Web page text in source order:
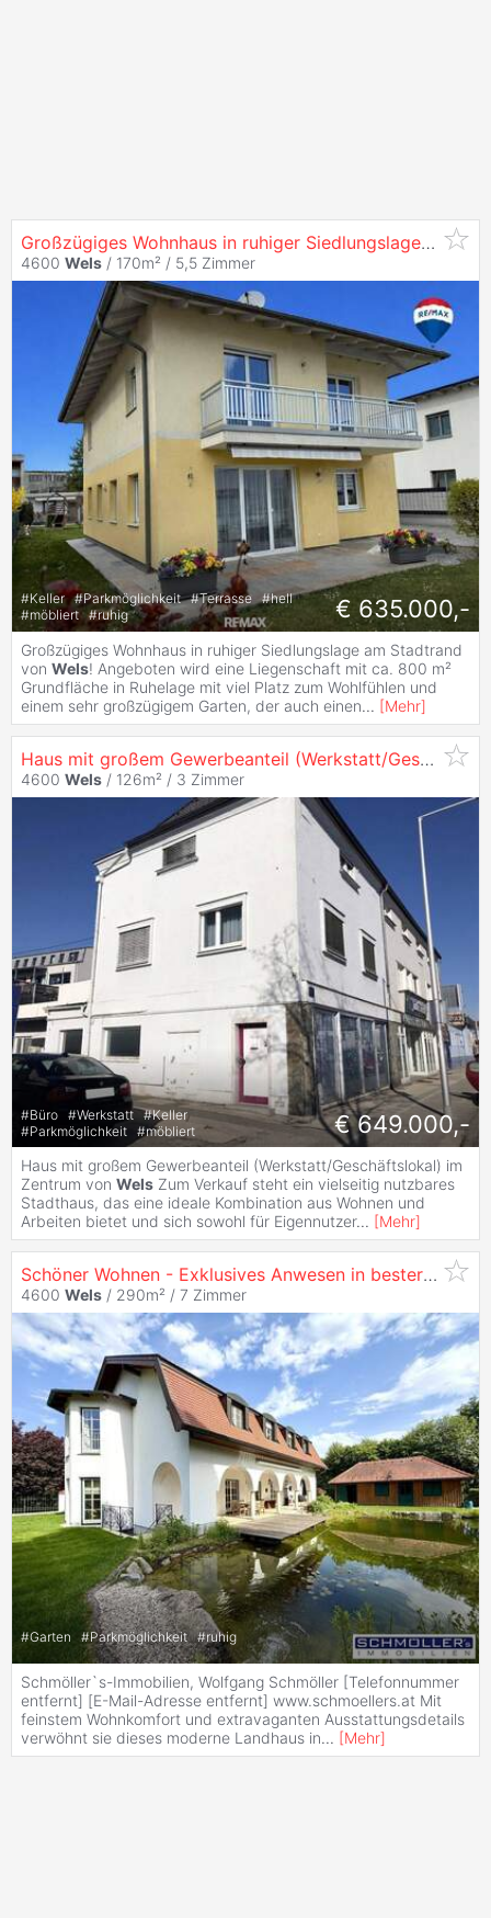
Großzügiges Wohnhaus in ruhiger Siedlungslage am Stadtrand von
4600 Wels / 170m² / 5,5 Zimmer
#Keller #Parkmöglichkeit #Terrasse #hell
#möbliert #ruhig € 635.000,-
Großzügiges Wohnhaus in ruhiger Siedlungslage am Stadtrand
von Wels! Angeboten wird eine Liegenschaft mit ca. 800 m²
Grundfläche in Ruhelage mit viel Platz zum Wohlfühlen und
einem sehr großzügigem Garten, der auch einen... [Mehr]
Haus mit großem Gewerbeanteil (Werkstatt/Geschäftslokal) im Zentrum von
4600 Wels / 126m² / 3 Zimmer
#Büro #Werkstatt #Keller
#Parkmöglichkeit #möbliert € 649.000,-
Haus mit großem Gewerbeanteil (Werkstatt/Geschäftslokal) im
Zentrum von Wels Zum Verkauf steht ein vielseitig nutzbares
Stadthaus, das eine ideale Kombination aus Wohnen und
Arbeiten bietet und sich sowohl für Eigennutzer... [Mehr]
Schöner Wohnen - Exklusives Anwesen in bester Lage von
4600 Wels / 290m² / 7 Zimmer
#Garten #Parkmöglichkeit #ruhig
Schmöller`s-Immobilien, Wolfgang Schmöller [Telefonnummer
entfernt] [E-Mail-Adresse entfernt] www.schmoellers.at Mit
feinstem Wohnkomfort und extravaganten Ausstattungsdetails
verwöhnt sie dieses moderne Landhaus in... [Mehr]